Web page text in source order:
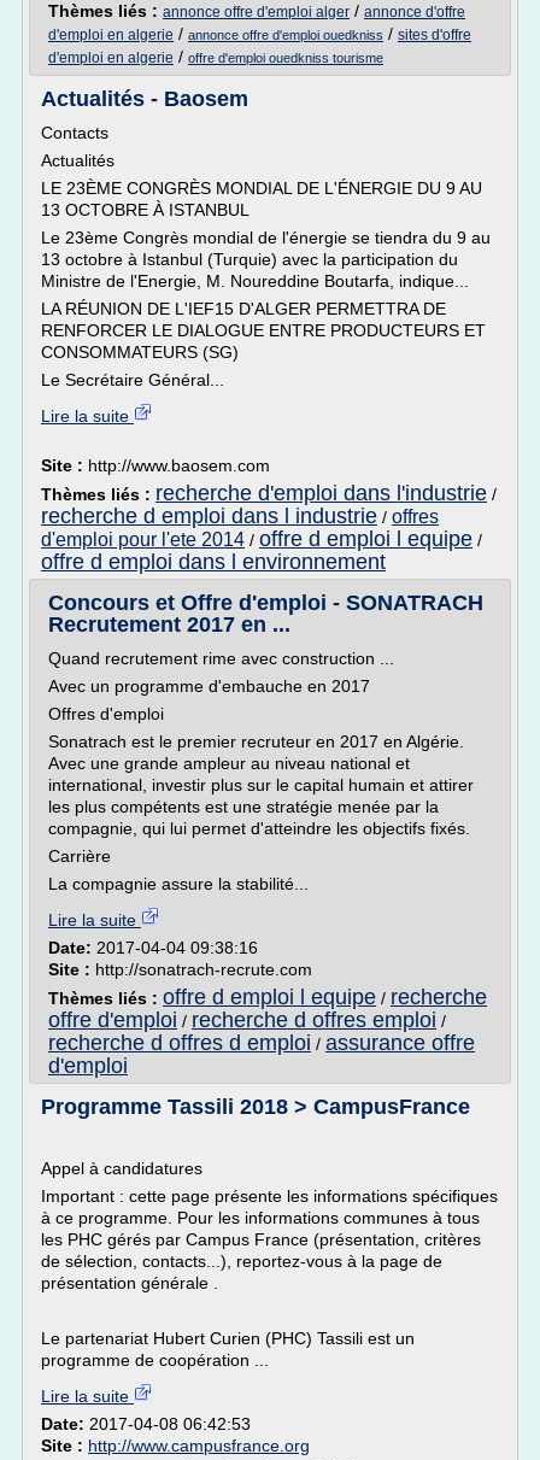
Thèmes liés : annonce offre d'emploi alger / annonce d'offre
d'emploi en algerie / annonce offre d'emploi ouedkniss / sites d'offre
d'emploi en algerie / offre d'emploi ouedkniss tourisme
Actualités - Baosem
Contacts
Actualités
LE 23ÈME CONGRÈS MONDIAL DE L'ÉNERGIE DU 9 AU
13 OCTOBRE À ISTANBUL
Le 23ème Congrès mondial de l'énergie se tiendra du 9 au
13 octobre à Istanbul (Turquie) avec la participation du
Ministre de l'Energie, M. Noureddine Boutarfa, indique...
LA RÉUNION DE L'IEF15 D'ALGER PERMETTRA DE
RENFORCER LE DIALOGUE ENTRE PRODUCTEURS ET
CONSOMMATEURS (SG)
Le Secrétaire Général...
Lire la suite
Site : http://www.baosem.com
Thèmes liés : recherche d'emploi dans l'industrie /
recherche d emploi dans l industrie / offres
d'emploi pour l'ete 2014 / offre d emploi l equipe /
offre d emploi dans l environnement
Concours et Offre d'emploi - SONATRACH
Recrutement 2017 en ...
Quand recrutement rime avec construction ...
Avec un programme d'embauche en 2017
Offres d'emploi
Sonatrach est le premier recruteur en 2017 en Algérie.
Avec une grande ampleur au niveau national et
international, investir plus sur le capital humain et attirer
les plus compétents est une stratégie menée par la
compagnie, qui lui permet d'atteindre les objectifs fixés.
Carrière
La compagnie assure la stabilité...
Lire la suite
Date: 2017-04-04 09:38:16
Site : http://sonatrach-recrute.com
Thèmes liés : offre d emploi l equipe / recherche
offre d'emploi / recherche d offres emploi /
recherche d offres d emploi / assurance offre
d'emploi
Programme Tassili 2018 > CampusFrance
Appel à candidatures
Important : cette page présente les informations spécifiques
à ce programme. Pour les informations communes à tous
les PHC gérés par Campus France (présentation, critères
de sélection, contacts...), reportez-vous à la page de
présentation générale .
Le partenariat Hubert Curien (PHC) Tassili est un
programme de coopération ...
Lire la suite
Date: 2017-04-08 06:42:53
Site : http://www.campusfrance.org